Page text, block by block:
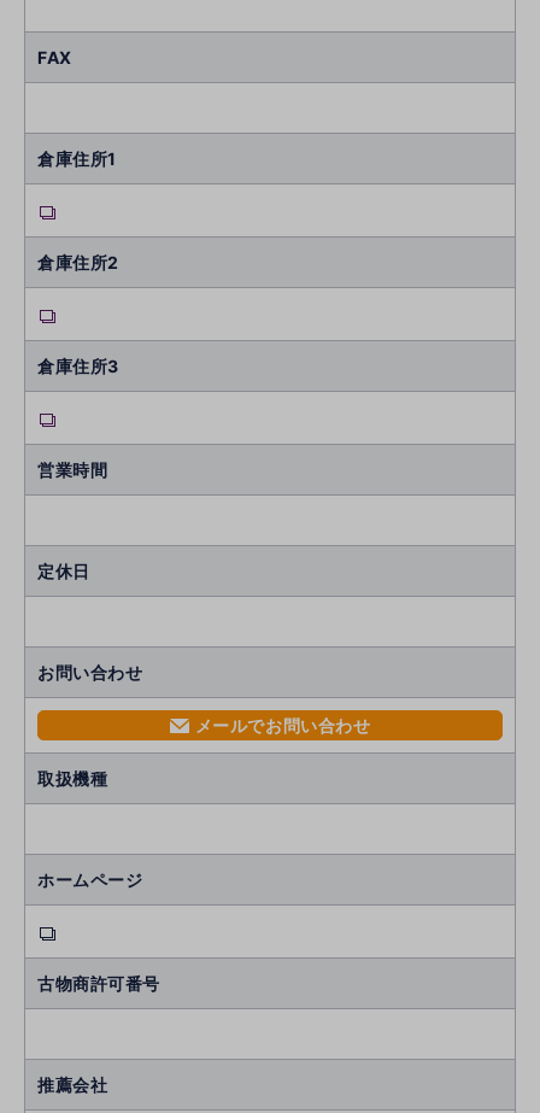
FAX
倉庫住所1
倉庫住所2
倉庫住所3
営業時間
定休日
お問い合わせ
mail メールでお問い合わせ
取扱機種
ホームページ
古物商許可番号
推薦会社